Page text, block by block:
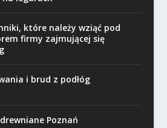
które należy wziąć pod
firmy zajmującej się
i brud z podłóg
Poznań